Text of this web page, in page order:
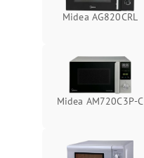
Midea AG820CRL
Midea AM720C3P-C